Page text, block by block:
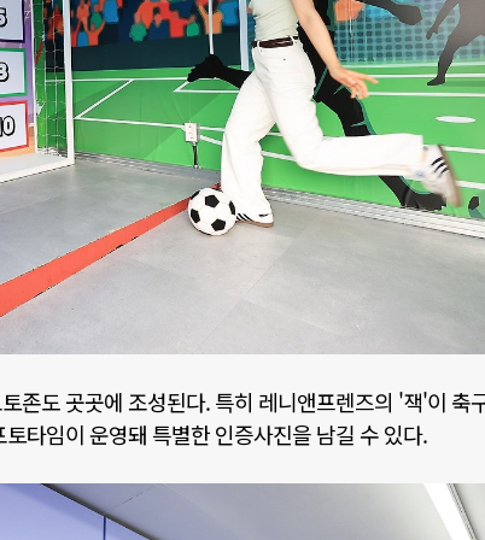
존도 곳곳에 조성된다.특히 레니앤프렌즈의 '잭'이 축
타임이 운영돼 특별한 인증사진을 남길 수 있다.